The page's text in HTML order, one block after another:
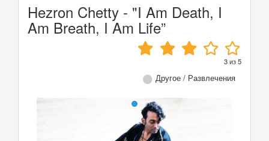
Hezron Chetty - "I Am Death, I
Am Breath, I Am Life”
3из5
Другое / Развлечения